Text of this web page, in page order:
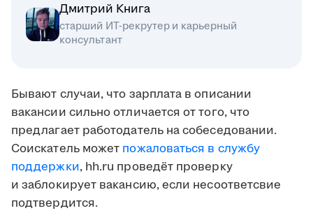
Дмитрий Книга
старший ИТ-рекрутер и карьерный
консультант
Бывают случаи, что зарплата в описании
вакансии сильно отличается от того, что
предлагает работодатель на собеседовании.
Соискатель может пожаловаться в службу
поддержки, hh.ru проведёт проверку
и заблокирует вакансию, если несоответсвие
подтвердится.